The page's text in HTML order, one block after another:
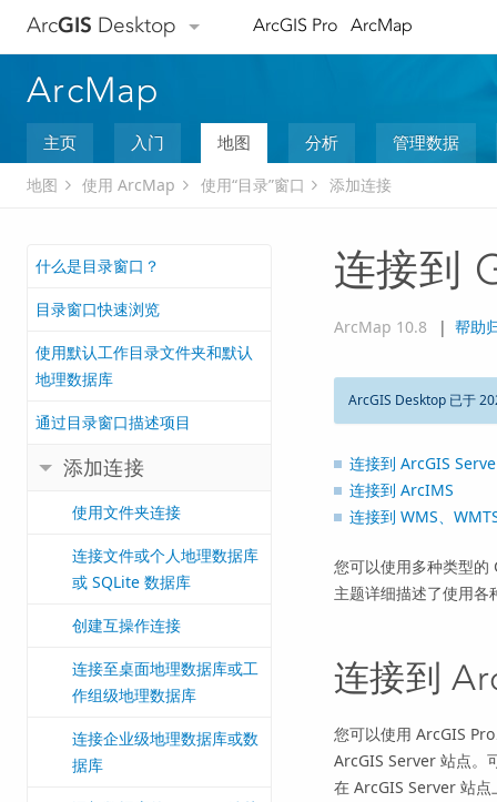
ArcGIS Desktop ArcGIS Pro ArcMap
ArcMap
主页 入门 地图 分析 管理数据
地图 使用 ArcMap 使用“目录”窗口 添加连接
什么是目录窗口？
目录窗口快速浏览
使用默认工作目录文件夹和默认
地理数据库
通过目录窗口描述项目
添加连接
使用文件夹连接
连接文件或个人地理数据库
或 SQLite 数据库
创建互操作连接
连接至桌面地理数据库或工
作组级地理数据库
连接企业级地理数据库或数
据库
连接到
ArcMap 10.8 | 帮助
ArcGIS Desktop 已于
连接到 ArcGIS
连接到 ArcIMS
连接到 WMS、
您可以使用多种类型的
主题详细描述了使用各
连接到
您可以使用 ArcGIS Pro
ArcGIS Server站点。
在 ArcGIS Server站点